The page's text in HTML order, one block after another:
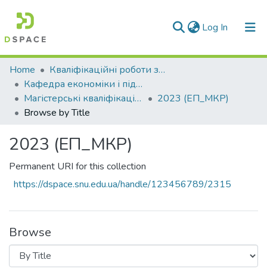
Log In (current)
Communities & Collections
All of DSpace
Home
Кваліфікаційні роботи здобувачів вищої освіти
Кафедра економіки і підприємництва (ЕП)
Магістерські кваліфікаційні роботи
2023 (ЕП_МКР)
Browse by Title
2023 (ЕП_МКР)
Permanent URI for this collection
https://dspace.snu.edu.ua/handle/123456789/2315
Browse